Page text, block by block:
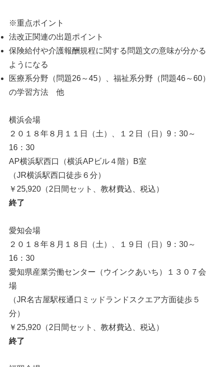
※重点ポイント
法改正関連の出題ポイント
保険給付や介護報酬規程に関する問題文の意味が分かる
ようになる
医療系分野（問題26～45）、福祉系分野（問題46～60）
の学習方法 他
横浜会場
２０１８年８月１１日（土）、１２日（日）9：30～
16：30
AP横浜駅西口（横浜APビル４階）B室
（JR横浜駅西口徒歩６分）
￥25,920（2日間セット、教材費込、税込）
終了
愛知会場
２０１８年８月１８日（土）、１９日（日）9：30～
16：30
愛知県産業労働センター（ウインクあいち）１３０７会
場
（JR名古屋駅桜通口ミッドランドスクエア方面徒歩５
分）
￥25,920（2日間セット、教材費込、税込）
終了